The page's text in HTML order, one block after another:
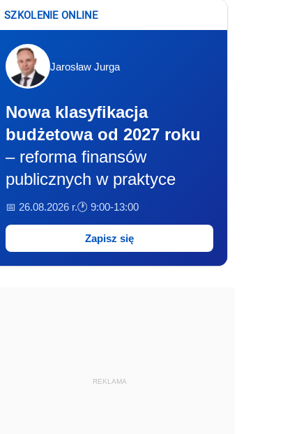
SZKOLENIE ONLINE
Jarosław Jurga
Nowa klasyfikacja
budżetowa od 2027 roku
– reforma finansów
publicznych w praktyce
📅 26.08.2026 r.🕐 9:00-13:00
Zapisz się
REKLAMA